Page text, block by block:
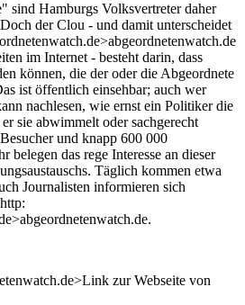
sind Hamburgs Volksvertreter daher
der Clou - und damit unterscheidet
im Internet - besteht darin, dass
können, die der oder die Abgeordnete
ist öffentlich einsehbar; auch wer
nachlesen, wie ernst ein Politiker die
sie abwimmelt oder sachgerecht
und knapp 600 000
belegen das rege Interesse an dieser
Täglich kommen etwa
Journalisten informieren sich
zur Webseite von